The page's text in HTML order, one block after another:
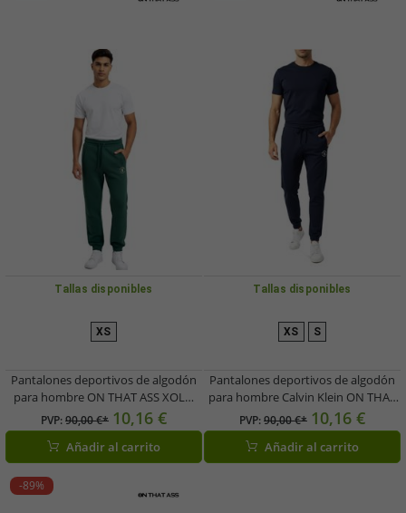
Tallas disponibles
XS
Pantalones deportivos de algodón
para hombre ON THAT ASS XOLO
con logo y bolsillos, color verde
PVP:90,00 €* 10,16 €
Añadir al carrito
Tallas disponibles
XS S
Pantalones deportivos de algodón
para hombre Calvin Klein ON THAT
ASS con logo y bolsillos, azul oscuro
PVP:90,00 €* 10,16 €
Añadir al carrito
-89%